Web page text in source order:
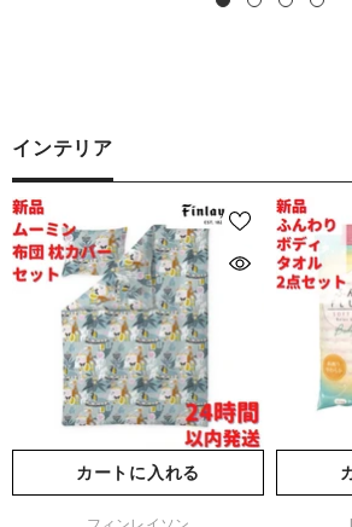
インテリア
カートに入れる